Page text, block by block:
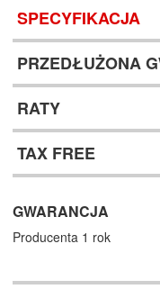
SPECYFIKACJA
PRZEDŁUŻONA
RATY
TAX FREE
GWARANCJA
Producenta 1 rok